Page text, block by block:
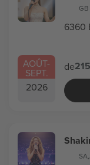
AOÛT-
SEPT.
2026
GB
6360
de
SA,